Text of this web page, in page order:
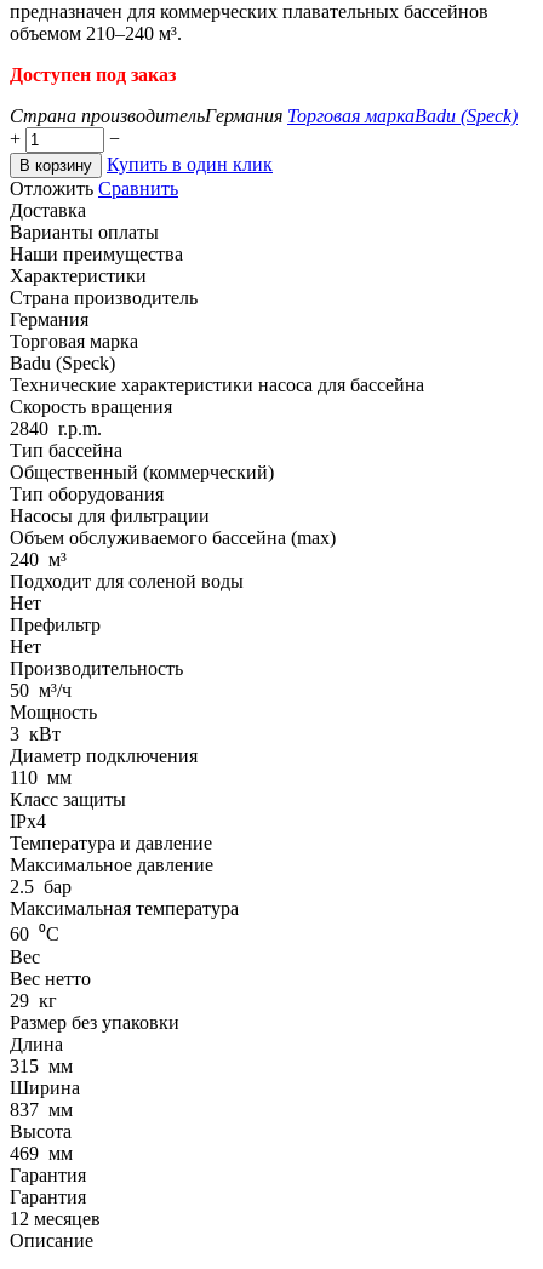
предназначен для коммерческих плавательных бассейнов
объемом 210–240 м³.
Доступен под заказ
Страна производительГермания Торговая маркаBadu (Speck)
+
−
В корзину
Купить в один клик
Отложить Сравнить
Доставка
Варианты оплаты
Наши преимущества
Характеристики
Страна производитель
Германия
Торговая марка
Badu (Speck)
Технические характеристики насоса для бассейна
Скорость вращения
2840 r.p.m.
Тип бассейна
Общественный (коммерческий)
Тип оборудования
Насосы для фильтрации
Объем обслуживаемого бассейна (max)
240 м³
Подходит для соленой воды
Нет
Префильтр
Нет
Производительность
50 м³/ч
Мощность
3 кВт
Диаметр подключения
110 мм
Класс защиты
IPx4
Температура и давление
Максимальное давление
2.5 бар
Максимальная температура
60 ⁰С
Вес
Вес нетто
29 кг
Размер без упаковки
Длина
315 мм
Ширина
837 мм
Высота
469 мм
Гарантия
Гарантия
12 месяцев
Описание